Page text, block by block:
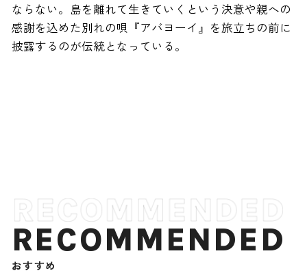
ならない。島を離れて生きていくという決意や親への
感謝を込めた別れの唄『アバヨーイ』を旅立ちの前に
披露するのが伝統となっている。
RECOMMENDED
おすすめ